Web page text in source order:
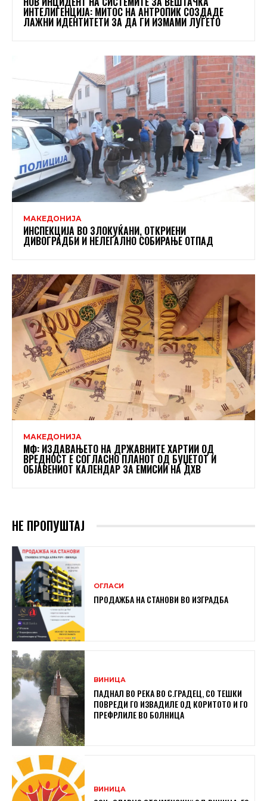
ИНТЕЛИГЕНЦИЈА: МИТОС НА АНТРОПИК СОЗДАДЕ
ЛАЖНИ ИДЕНТИТЕТИ ЗА ДА ГИ ИЗМАМИ ЛУЃЕТО
МАКЕДОНИЈА
ИНСПЕКЦИЈА ВО ЗЛОКУЌАНИ, ОТКРИЕНИ
ДИВОГРАДБИ И НЕЛЕГАЛНО СОБИРАЊЕ ОТПАД
МАКЕДОНИЈА
МФ: ИЗДАВАЊЕТО НА ДРЖАВНИТЕ ХАРТИИ ОД
ВРЕДНОСТ Е СОГЛАСНО ПЛАНОТ ОД БУЏЕТОТ И
ОБЈАВЕНИОТ КАЛЕНДАР ЗА ЕМИСИИ НА ДХВ
НЕ ПРОПУШТАЈ
ОГЛАСИ
ПРОДАЖБА НА СТАНОВИ ВО ИЗГРАДБА
ВИНИЦА
ПАДНАЛ ВО РЕКА ВО С.ГРАДЕЦ, СО ТЕШКИ
ПОВРЕДИ ГО ИЗВАДИЛЕ ОД КОРИТОТО И ГО
ПРЕФРЛИЛЕ ВО БОЛНИЦА
ВИНИЦА